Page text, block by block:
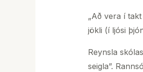
„Að vera í
jökli (í ljósi
Reynsla
seigla”.